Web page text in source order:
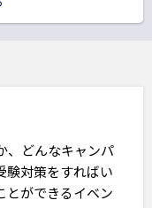
、どんなキャンパ
験対策をすればい
とができるイベン